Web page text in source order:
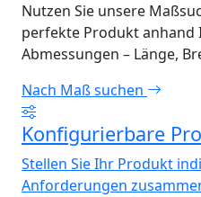
Nutzen Sie unsere
perfekte Produkt anhand
Abmessungen – Länge,
Nach Maß suchen
Konfigurierbare
Stellen Sie Ihr Produkt
Anforderungen